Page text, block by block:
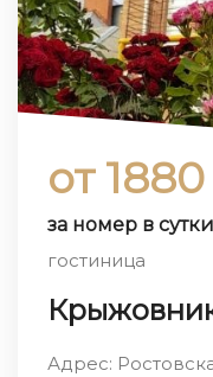
от
за номер в сутки
гостиница
Адрес: